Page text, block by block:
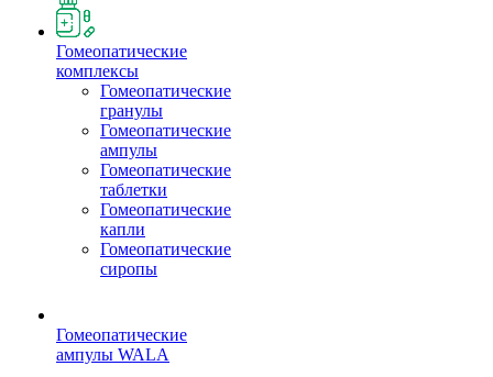
Гомеопатические
комплексы
Гомеопатические
гранулы
Гомеопатические
ампулы
Гомеопатические
таблетки
Гомеопатические
капли
Гомеопатические
сиропы
Гомеопатические
ампулы WALA